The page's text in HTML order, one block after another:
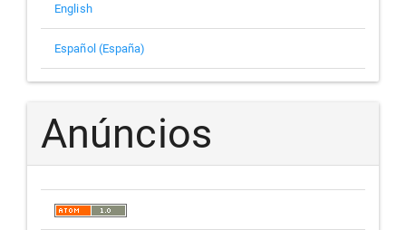
English
Español (España)
Anúncios